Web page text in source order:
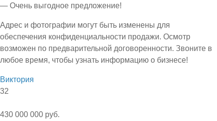
— Очень выгодное предложение!
Адрес и фотографии могут быть изменены для
обеспечения конфиденциальности продажи. Осмотр
возможен по предварительной договоренности. Звоните в
любое время, чтобы узнать информацию о бизнесе!
Виктория
32
430 000 000 руб.